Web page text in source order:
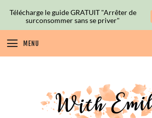
MENU
Télécharge le guide GRATUIT "Arrêter de
surconsommer sans se priver"